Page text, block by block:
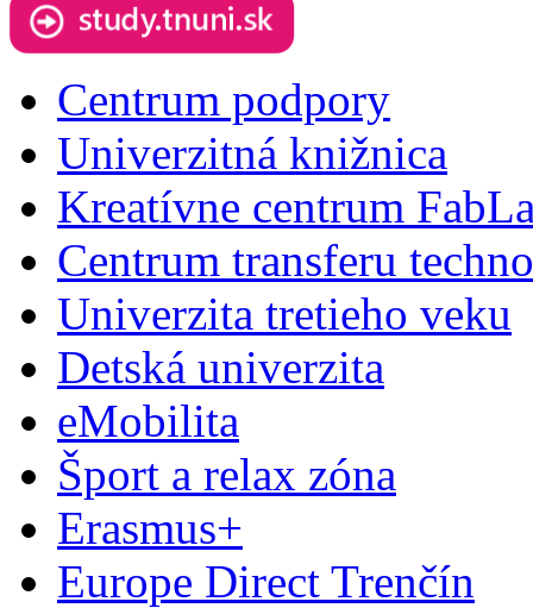
Centrum podpory
Univerzitná knižnica
Kreatívne centrum
Centrum transferu
Univerzita tretieho veku
Detská univerzita
eMobilita
Šport a relax zóna
Erasmus+
Europe Direct Trenčín